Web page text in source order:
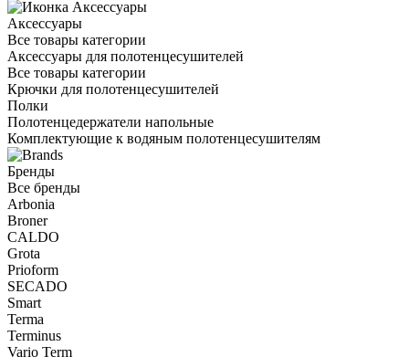
Аксессуары
Все товары категории
Аксессуары для полотенцесушителей
Все товары категории
Крючки для полотенцесушителей
Полки
Полотенцедержатели напольные
Комплектующие к водяным полотенцесушителям
Бренды
Все бренды
Arbonia
Broner
CALDO
Grota
Prioform
SECADO
Smart
Terma
Terminus
Vario Term